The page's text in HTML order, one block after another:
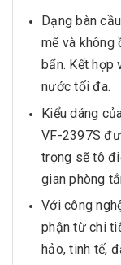
Dạng bàn
mẽ và không
bẩn. Kết hợp
nước tối đa.
Kiểu dáng
VF-2397S
trọng sẽ tô
gian phòng
Với công
phận từ chi
hảo, tinh tế,